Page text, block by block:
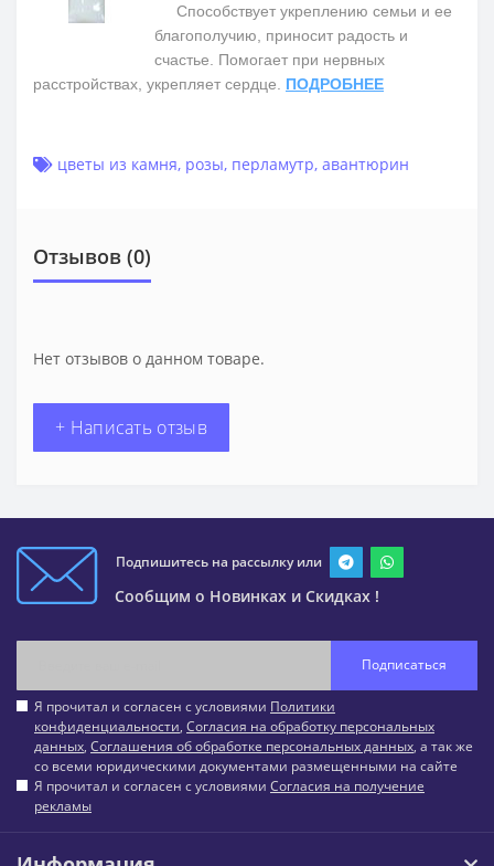
Способствует укреплению семьи и ее
благополучию, приносит радость и
счастье. Помогает при нервных
расстройствах, укрепляет сердце. ПОДРОБНЕЕ
цветы из камня, розы, перламутр, авантюрин
Отзывов (0)
Нет отзывов о данном товаре.
+ Написать отзыв
Подпишитесь на рассылку или
Сообщим о Новинках и Скидках !
Подписаться
Я прочитал и согласен с условиями Политики
конфиденциальности, Согласия на обработку персональных
данных, Соглашения об обработке персональных данных, а так же
со всеми юридическими документами размещенными на сайте
Я прочитал и согласен с условиями Согласия на получение
рекламы